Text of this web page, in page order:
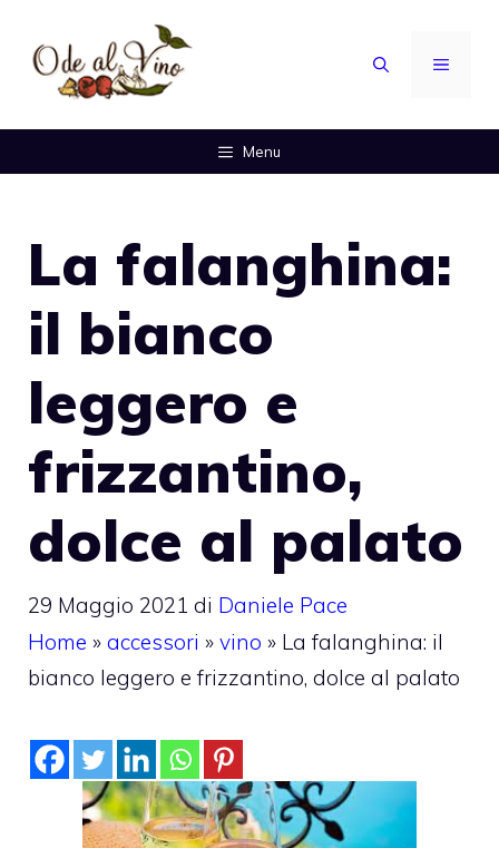
contenuto
MENU
Menu
La falanghina:
il bianco
leggero e
frizzantino,
dolce al palato
29 Maggio 2021 di Daniele Pace
Home » accessori » vino » La falanghina: il
bianco leggero e frizzantino, dolce al palato